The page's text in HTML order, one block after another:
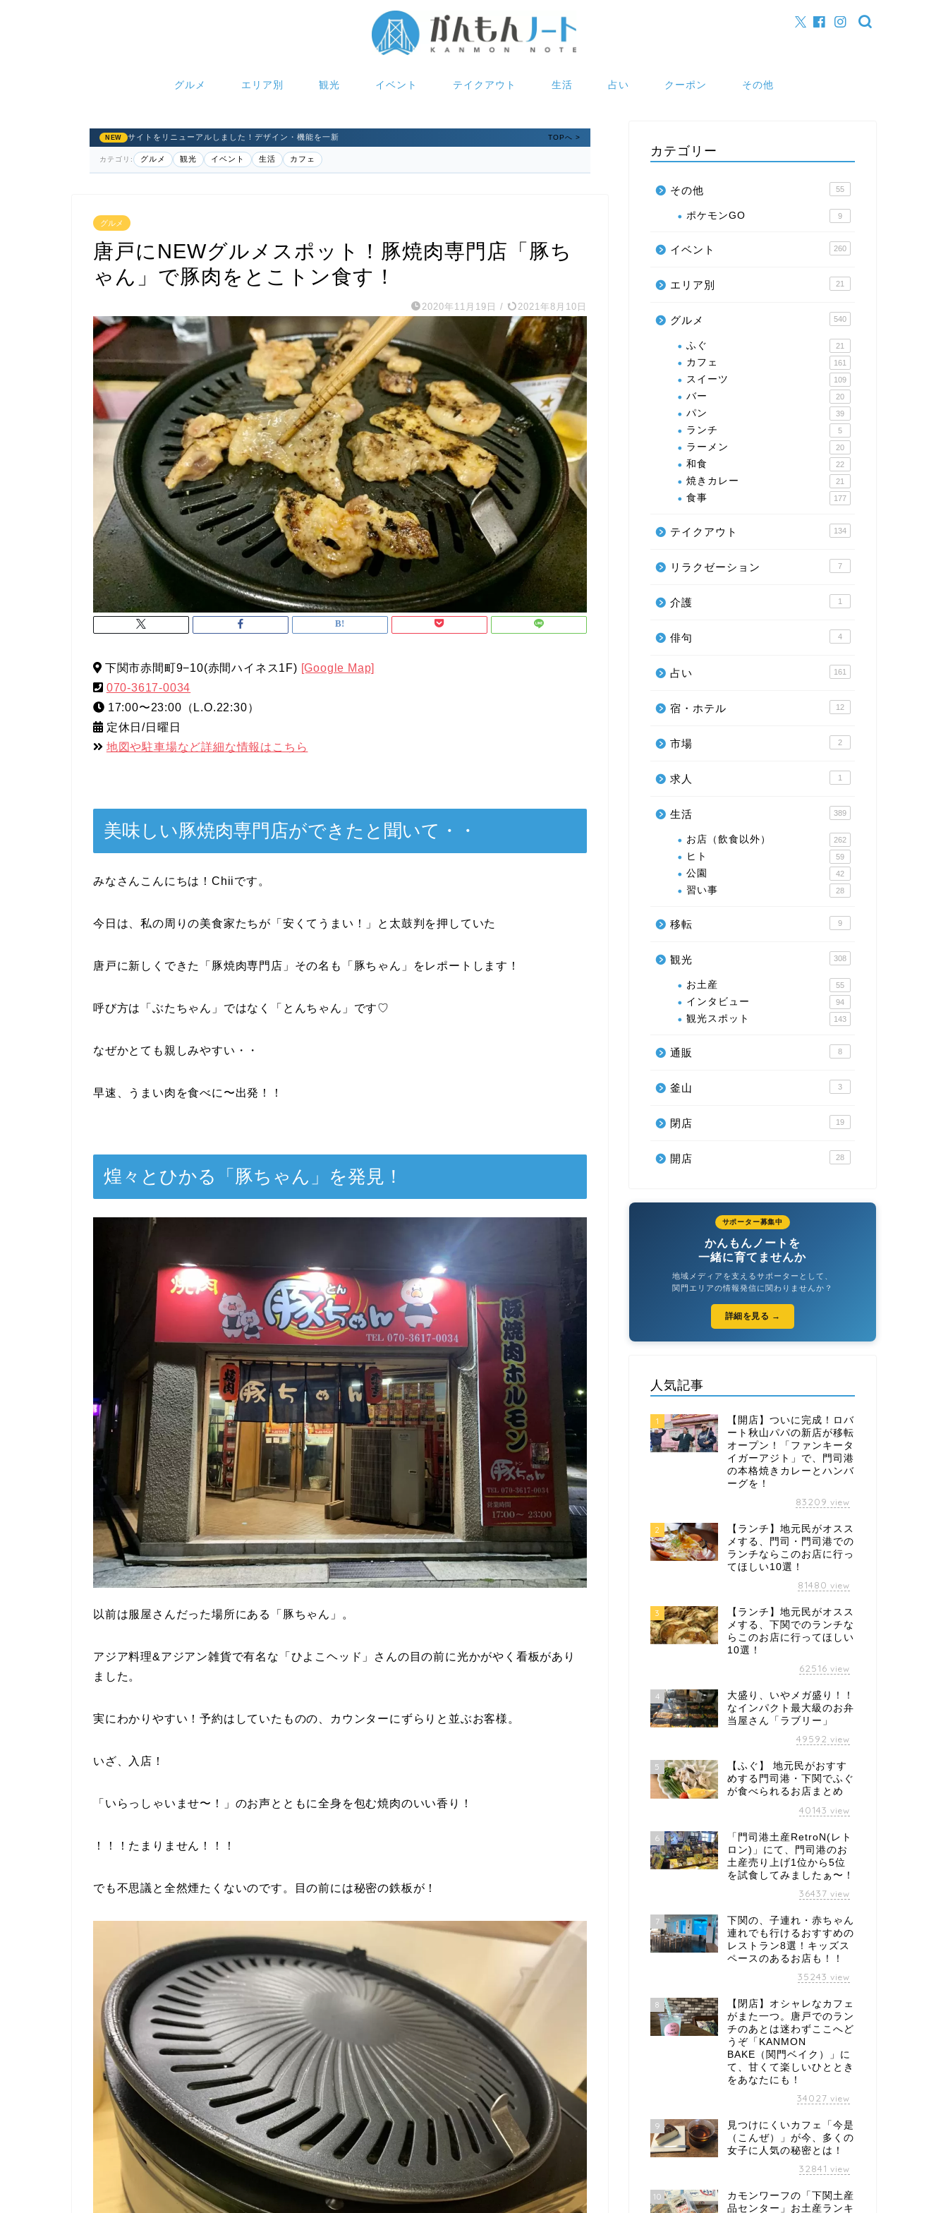
グルメ エリア別 観光 イベント テイクアウト 生活 占い クーポン その他
NEW サイトをリニューアルしました！デザイン・機能を一新 TOPへ >
カテゴリ: グルメ 観光 イベント 生活 カフェ
グルメ
唐戸にNEWグルメスポット！豚焼肉専門店「豚ち
ゃん」で豚肉をとこトン食す！
2020年11月19日 / 2021年8月10日
下関市赤間町9−10(赤間ハイネス1F) [Google Map]
070-3617-0034
17:00〜23:00（L.O.22:30）
定休日/日曜日
地図や駐車場など詳細な情報はこちら
美味しい豚焼肉専門店ができたと聞いて・・
みなさんこんにちは！Chiiです。
今日は、私の周りの美食家たちが「安くてうまい！」と太鼓判を押していた
唐戸に新しくできた「豚焼肉専門店」その名も「豚ちゃん」をレポートします！
呼び方は「ぶたちゃん」ではなく「とんちゃん」です♡
なぜかとても親しみやすい・・
早速、うまい肉を食べに〜出発！！
煌々とひかる「豚ちゃん」を発見！
以前は服屋さんだった場所にある「豚ちゃん」。
アジア料理&アジアン雑貨で有名な「ひよこヘッド」さんの目の前に光かがやく看板があり
ました。
実にわかりやすい！予約はしていたものの、カウンターにずらりと並ぶお客様。
いざ、入店！
「いらっしゃいませ〜！」のお声とともに全身を包む焼肉のいい香り！
！！！たまりません！！！
でも不思議と全然煙たくないのです。目の前には秘密の鉄板が！
カテゴリー
その他 55
ポケモンGO 9
イベント 260
エリア別 21
グルメ 540
ふぐ 21
カフェ 161
スイーツ 109
バー 20
パン 39
ランチ 5
ラーメン 20
和食 22
焼きカレー 21
食事 177
テイクアウト 134
リラクゼーション 7
介護 1
俳句 4
占い 161
宿・ホテル 12
市場 2
求人 1
生活 389
お店（飲食以外） 262
ヒト 59
公園 42
習い事 28
移転 9
観光 308
お土産 55
インタビュー 94
観光スポット 143
通販 8
釜山 3
閉店 19
開店 28
サポーター募集中
かんもんノートを
一緒に育てませんか
地域メディアを支えるサポーターとして、
関門エリアの情報発信に関わりませんか？
詳細を見る →
人気記事
1
【開店】ついに完成！ロバ
ート秋山パパの新店が移転
オープン！「ファンキータ
イガーアジト」で、門司港
の本格焼きカレーとハンバ
ーグを！
83209 view
2
【ランチ】地元民がオスス
メする、門司・門司港での
ランチならこのお店に行っ
てほしい10選！
81480 view
3
【ランチ】地元民がオスス
メする、下関でのランチな
らこのお店に行ってほしい
10選！
62516 view
4
大盛り、いやメガ盛り！！
なインパクト最大級のお弁
当屋さん「ラブリー」
49592 view
5
【ふぐ】 地元民がおすす
めする門司港・下関でふぐ
が食べられるお店まとめ
40143 view
6
「門司港土産RetroN(レト
ロン)」にて、門司港のお
土産売り上げ1位から5位
を試食してみましたぁ〜！
36437 view
7
下関の、子連れ・赤ちゃん
連れでも行けるおすすめの
レストラン8選！キッズス
ペースのあるお店も！！
35243 view
8
【閉店】オシャレなカフェ
がまた一つ。唐戸でのラン
チのあとは迷わずここへど
うぞ「KANMON
BAKE（関門ベイク）」に
て、甘くて楽しいひととき
をあなたにも！
34027 view
9
見つけにくいカフェ「今是
（こんぜ）」が今、多くの
女子に人気の秘密とは！
32841 view
10
カモンワーフの「下関土産
品センター」お土産ランキ